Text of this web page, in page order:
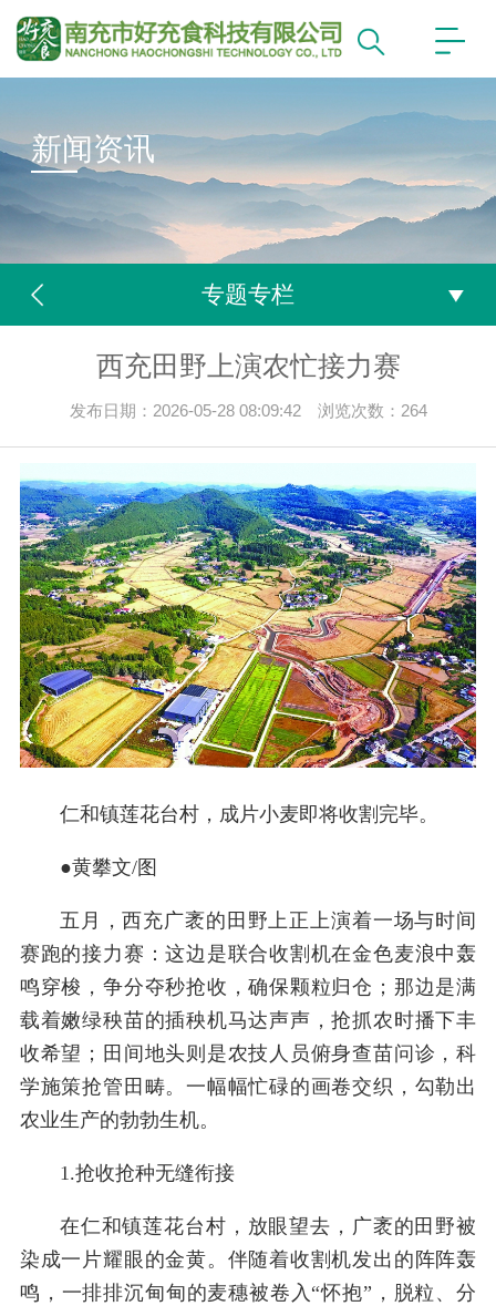
新闻资讯
专题专栏
西充田野上演农忙接力赛
发布日期：2026-05-28 08:09:42 浏览次数： 264
仁和镇莲花台村，成片小麦即将收割完毕。
●黄攀文/图
五月，西充广袤的田野上正上演着一场与时间
赛跑的接力赛：这边是联合收割机在金色麦浪中轰
鸣穿梭，争分夺秒抢收，确保颗粒归仓；那边是满
载着嫩绿秧苗的插秧机马达声声，抢抓农时播下丰
收希望；田间地头则是农技人员俯身查苗问诊，科
学施策抢管田畴。一幅幅忙碌的画卷交织，勾勒出
农业生产的勃勃生机。
1.抢收抢种无缝衔接
在仁和镇莲花台村，放眼望去，广袤的田野被
染成一片耀眼的金黄。伴随着收割机发出的阵阵轰
鸣，一排排沉甸甸的麦穗被卷入“怀抱”，脱粒、分